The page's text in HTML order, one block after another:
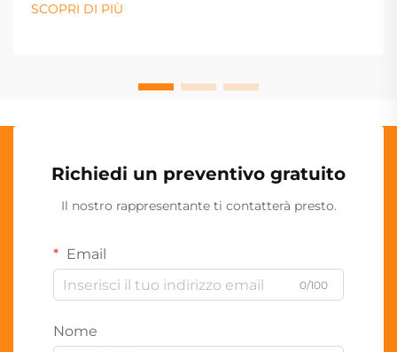
SCOPRI DI PIÙ
Richiedi un preventivo gratuito
Il nostro rappresentante ti contatterà presto.
Email
0/100
Nome